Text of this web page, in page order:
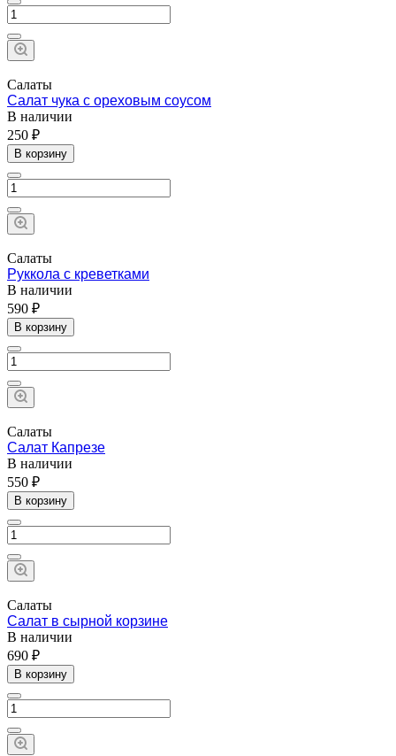
Салаты
Салат чука с ореховым соусом
В наличии
250 ₽
В корзину
Салаты
Руккола с креветками
В наличии
590 ₽
В корзину
Салаты
Салат Капрезе
В наличии
550 ₽
В корзину
Салаты
Салат в сырной корзине
В наличии
690 ₽
В корзину